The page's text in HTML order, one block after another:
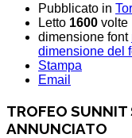
Pubblicato in
Letto 1600 volte
dimensione font
dimensione del
Stampa
Email
TROFEO SUNNIT
ANNUNCIATO